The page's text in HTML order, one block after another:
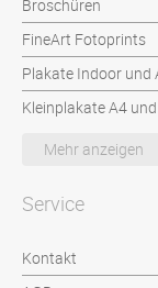
Broschüren
FineArt Fotoprints
Plakate Indoor und
Kleinplakate A4
Musterkollektionen
Mehr anzeigen
Service
Kontakt